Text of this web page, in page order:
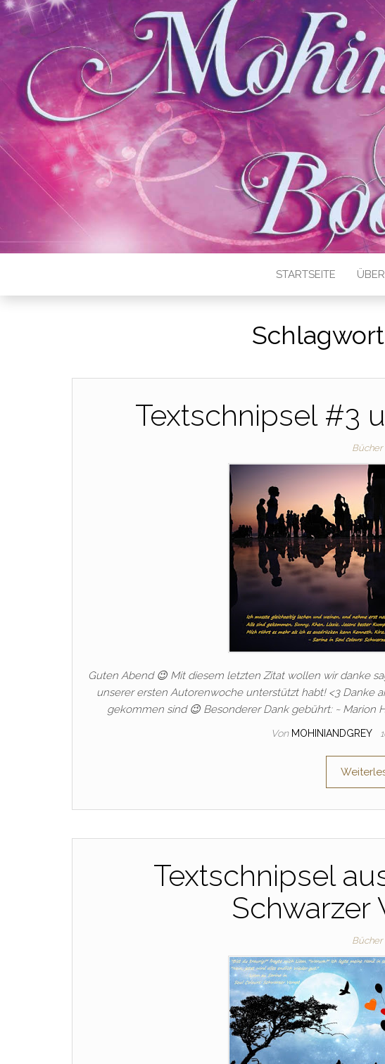
STARTSEITE
Textschnipsel #3
Bücher
Guten Abend 😉 Mit diesem letzten Zitat wollen wir danke
unserer ersten Autorenwoche unterstützt habt! <3 Danke
gekommen sind 😉 Besonderer Dank gebührt: ~ Marion
Von MOHINIANDGREY
Textschnipsel
Schwarzer
Bücher